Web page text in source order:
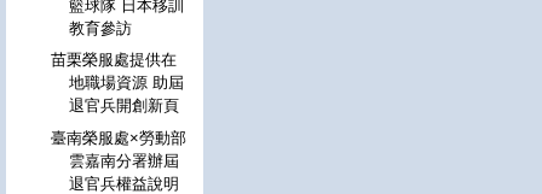
籃球隊 日本移訓
教育參訪
苗栗榮服處提供在
地職場資源 助屆
退官兵開創新頁
臺南榮服處×勞動部
雲嘉南分署辦屆
退官兵權益說明